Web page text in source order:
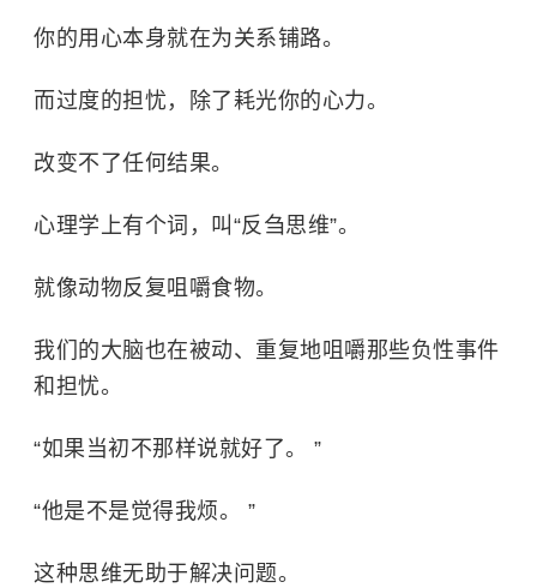
你的用心本身就在为关系铺路。
而过度的担忧，除了耗光你的心力。
改变不了任何结果。
心理学上有个词，叫“反刍思维”。
就像动物反复咀嚼食物。
我们的大脑也在被动、重复地咀嚼那些负性事件
和担忧。
“如果当初不那样说就好了。 ”
“他是不是觉得我烦。 ”
这种思维无助于解决问题。